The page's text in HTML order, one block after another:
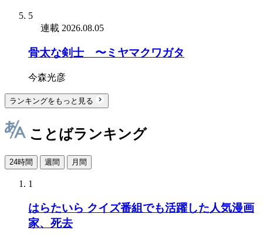
5
連載 2026.08.05
骨太な剣士 〜ミヤマクワガタ
今森光彦
ランキングをもっと見る
ことばランキング
24時間 週間 月間
1
はらたいら クイズ番組でも活躍した人気漫画
家、死去